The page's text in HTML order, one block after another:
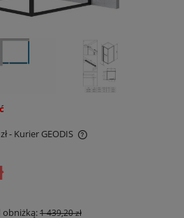
- Kurier GEODIS
kosztów płatności
obniżką:1 439,20 zł